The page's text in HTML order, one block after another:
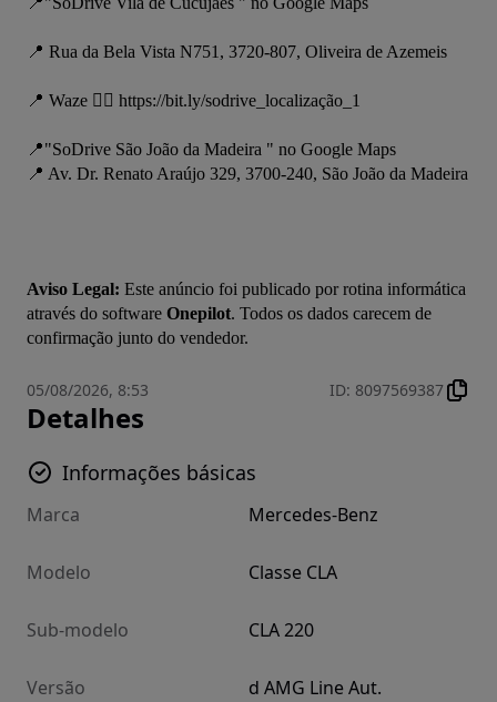
📍 Rua da Bela Vista N751, 3720-807, Oliveira de Azemeis
📍 Waze 👉🏾 https://bit.ly/sodrive_localização_1
📍"SoDrive São João da Madeira " no Google Maps
📍 Av. Dr. Renato Araújo 329, 3700-240, São João da Madeira
Aviso Legal: Este anúncio foi publicado por rotina informática
através do software Onepilot. Todos os dados carecem de
confirmação junto do vendedor.
05/08/2026, 8:53 ID: 8097569387
Detalhes
Informações básicas
Marca Mercedes-Benz
Modelo Classe CLA
Sub-modelo CLA 220
Versão d AMG Line Aut.